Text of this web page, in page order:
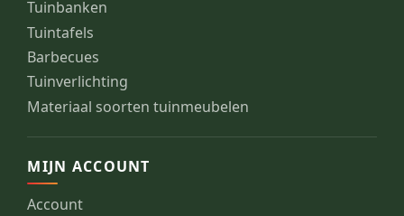
Tuinbanken
Tuintafels
Barbecues
Tuinverlichting
Materiaal soorten tuinmeubelen
MIJN ACCOUNT
Account